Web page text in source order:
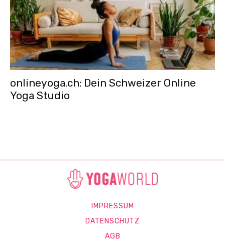
onlineyoga.ch: Dein Schweizer Online
Yoga Studio
IMPRESSUM
DATENSCHUTZ
AGB